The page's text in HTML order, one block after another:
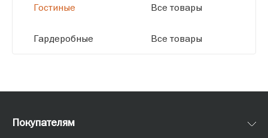
Гостиные
Гардеробные
Все товары
Все товары
Покупателям